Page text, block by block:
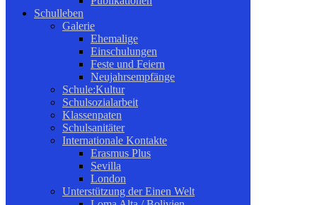
Schulleben
Galerie
Ehemalige
Einschulungen
Feste und Feiern
Neujahrsempfänge
Schule:Kultur
Schulsozialarbeit
Klassenpaten
Schulsanitäter
Internationale Kontakte
Erasmus Plus
Sevilla
London
Unterstützung der Einen Welt